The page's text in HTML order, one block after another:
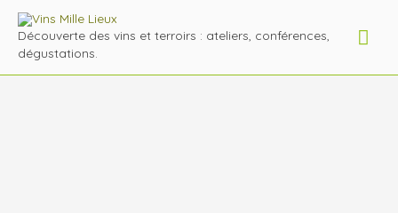
Découverte des vins et terroirs : ateliers, conférences,
dégustations.